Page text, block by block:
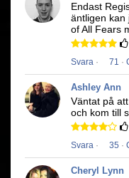
Endast
äntligen kan
of All Fears
Svara · 71 ·
Ashley Ann
Väntat på
och kom till
Svara · 35 ·
Cheryl Lynn